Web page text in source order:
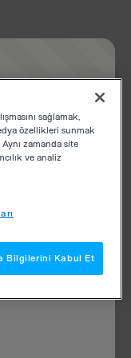
sağlamak,
özellikleri sunmak
zamanda site
ve analiz
Bilgilerini Kabul Et